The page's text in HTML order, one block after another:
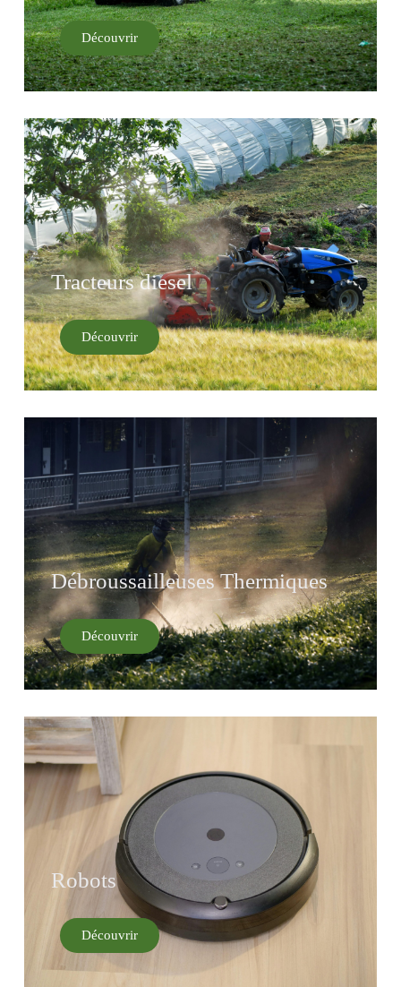
Découvrir
Tracteurs diesel
Découvrir
Débroussailleuses Thermiques
Découvrir
Robots
Découvrir